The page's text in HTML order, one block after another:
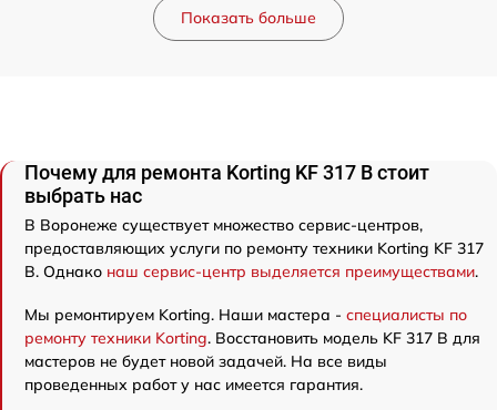
Показать больше
Почему для ремонта Korting KF 317 B стоит
выбрать нас
В Воронеже существует множество сервис-центров,
предоставляющих услуги по ремонту техники Korting KF 317
B. Однако наш сервис-центр выделяется преимуществами.
Мы ремонтируем Korting. Наши мастера - специалисты по
ремонту техники Korting. Восстановить модель KF 317 B для
мастеров не будет новой задачей. На все виды
проведенных работ у нас имеется гарантия.